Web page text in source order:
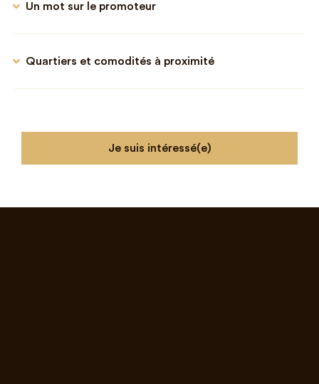
Un mot sur le promoteur
Quartiers et comodités à proximité
Je suis intéressé(e)